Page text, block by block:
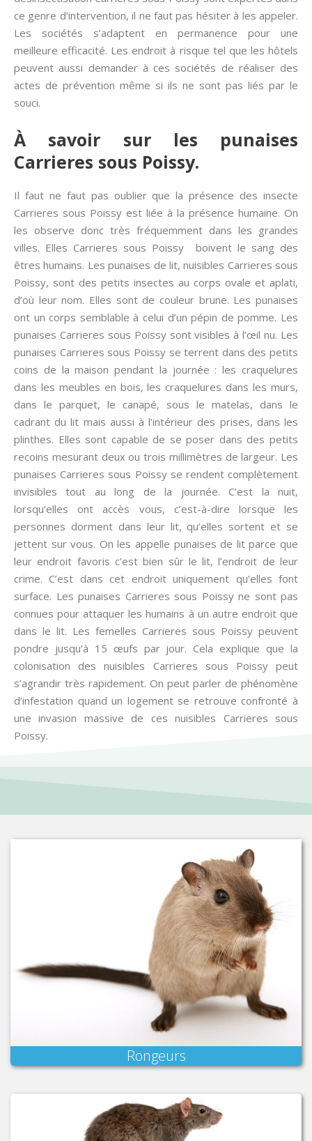
ce genre d’intervention, il ne faut pas hésiter à les appeler.
Les sociétés s’adaptent en permanence pour une
meilleure efficacité. Les endroit à risque tel que les hôtels
peuvent aussi demander à ces sociétés de réaliser des
actes de prévention même si ils ne sont pas liés par le
souci.
À savoir sur les punaises
Carrieres sous Poissy.
Il faut ne faut pas oublier que la présence des insecte
Carrieres sous Poissy est liée à la présence humaine. On
les observe donc très fréquemment dans les grandes
villes. Elles Carrieres sous Poissy boivent le sang des
êtres humains. Les punaises de lit, nuisibles Carrieres sous
Poissy, sont des petits insectes au corps ovale et aplati,
d’où leur nom. Elles sont de couleur brune. Les punaises
ont un corps semblable à celui d’un pépin de pomme. Les
punaises Carrieres sous Poissy sont visibles à l’œil nu. Les
punaises Carrieres sous Poissy se terrent dans des petits
coins de la maison pendant la journée : les craquelures
dans les meubles en bois, les craquelures dans les murs,
dans le parquet, le canapé, sous le matelas, dans le
cadrant du lit mais aussi à l’intérieur des prises, dans les
plinthes. Elles sont capable de se poser dans des petits
recoins mesurant deux ou trois millimètres de largeur. Les
punaises Carrieres sous Poissy se rendent complètement
invisibles tout au long de la journée. C’est la nuit,
lorsqu’elles ont accès vous, c’est-à-dire lorsque les
personnes dorment dans leur lit, qu’elles sortent et se
jettent sur vous. On les appelle punaises de lit parce que
leur endroit favoris c’est bien sûr le lit, l’endroit de leur
crime. C’est dans cet endroit uniquement qu’elles font
surface. Les punaises Carrieres sous Poissy ne sont pas
connues pour attaquer les humains à un autre endroit que
dans le lit. Les femelles Carrieres sous Poissy peuvent
pondre jusqu’à 15 œufs par jour. Cela explique que la
colonisation des nuisibles Carrieres sous Poissy peut
s’agrandir très rapidement. On peut parler de phénomène
d’infestation quand un logement se retrouve confronté à
une invasion massive de ces nuisibles Carrieres sous
Poissy.
Rongeurs